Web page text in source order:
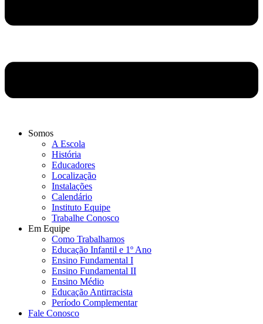
Somos
A Escola
História
Educadores
Localização
Instalações
Calendário
Instituto Equipe
Trabalhe Conosco
Em Equipe
Como Trabalhamos
Educação Infantil e 1º Ano
Ensino Fundamental I
Ensino Fundamental II
Ensino Médio
Educação Antirracista
Período Complementar
Fale Conosco